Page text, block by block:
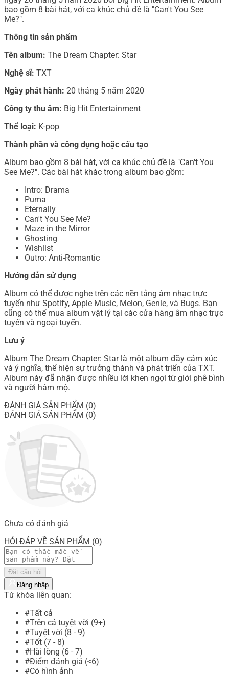
bao gồm 8 bài hát, với ca khúc chủ đề là "Can't You See
Me?".
Thông tin sản phẩm
Tên album: The Dream Chapter: Star
Nghệ sĩ: TXT
Ngày phát hành: 20 tháng 5 năm 2020
Công ty thu âm: Big Hit Entertainment
Thể loại: K-pop
Thành phần và công dụng hoặc cấu tạo
Album bao gồm 8 bài hát, với ca khúc chủ đề là "Can't You
See Me?". Các bài hát khác trong album bao gồm:
Intro: Drama
Puma
Eternally
Can't You See Me?
Maze in the Mirror
Ghosting
Wishlist
Outro: Anti-Romantic
Hướng dẫn sử dụng
Album có thể được nghe trên các nền tảng âm nhạc trực
tuyến như Spotify, Apple Music, Melon, Genie, và Bugs. Bạn
cũng có thể mua album vật lý tại các cửa hàng âm nhạc trực
tuyến và ngoại tuyến.
Lưu ý
Album The Dream Chapter: Star là một album đầy cảm xúc
và ý nghĩa, thể hiện sự trưởng thành và phát triển của TXT.
Album này đã nhận được nhiều lời khen ngợi từ giới phê bình
và người hâm mộ.
ĐÁNH GIÁ SẢN PHẨM (0)
ĐÁNH GIÁ SẢN PHẨM (0)
Chưa có đánh giá
HỎI ĐÁP VỀ SẢN PHẨM (0)
Đặt câu hỏi
Đăng nhập
Từ khóa liên quan:
#Tất cả
#Trên cả tuyệt vời (9+)
#Tuyệt vời (8 - 9)
#Tốt (7 - 8)
#Hài lòng (6 - 7)
#Điểm đánh giá (<6)
#Có hình ảnh